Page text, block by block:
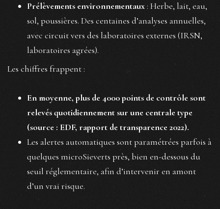
Prélèvements environnementaux: Herbe, lait, eau,
sol, poussières. Des centaines d’analyses annuelles,
avec circuit vers des laboratoires externes (IRSN,
laboratoires agrées).
Les chiffres frappent :
En moyenne, plus de 4000 points de contrôle sont
relevés quotidiennement sur une centrale type
(source : EDF, rapport de transparence 2022).
Les alertes automatiques sont paramétrées parfois à
quelques microSieverts près, bien en-dessous du
seuil réglementaire, afin d’intervenir en amont
d’un vrai risque.